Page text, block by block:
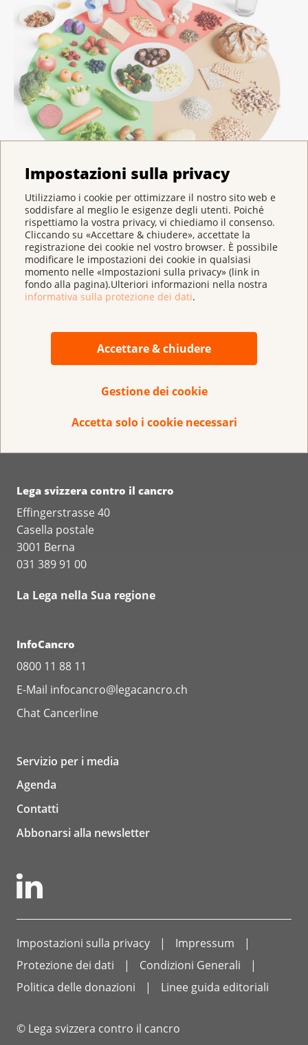
Impostazioni sulla privacy
Utilizziamo i cookie per ottimizzare il nostro sito web e
soddisfare al meglio le esigenze degli utenti. Poiché
rispettiamo la vostra privacy, vi chiediamo il consenso.
Cliccando su «Accettare & chiudere», accettate la
registrazione dei cookie nel vostro browser. È possibile
modificare le impostazioni dei cookie in qualsiasi
momento nelle «Impostazioni sulla privacy» (link in
fondo alla pagina).Ulteriori informazioni nella nostra
informativa sulla protezione dei dati.
Accettare & chiudere
Gestione dei cookie
Accetta solo i cookie necessari
Piatto equilibrato
IBAN CH 95 0900 0000 3000 4843 9
Lega svizzera contro il cancro
Effingerstrasse 40
Casella postale
3001 Berna
031 389 91 00
La Lega nella Sua regione
InfoCancro
0800 11 88 11
E-Mail infocancro@legacancro.ch
Chat Cancerline
Servizio per i media
Agenda
Contatti
Abbonarsi alla newsletter
Impostazioni sulla privacy
Impressum
Protezione dei dati
Condizioni Generali
Politica delle donazioni
Linee guida editoriali
© Lega svizzera contro il cancro